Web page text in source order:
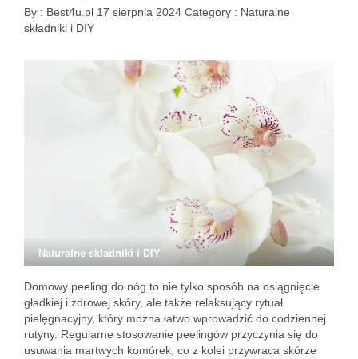
By : Best4u.pl 17 sierpnia 2024 Category : Naturalne
składniki i DIY
Naturalne składniki i DIY
Domowy peeling do nóg to nie tylko sposób na osiągnięcie
gładkiej i zdrowej skóry, ale także relaksujący rytuał
pielęgnacyjny, który można łatwo wprowadzić do codziennej
rutyny. Regularne stosowanie peelingów przyczynia się do
usuwania martwych komórek, co z kolei przywraca skórze